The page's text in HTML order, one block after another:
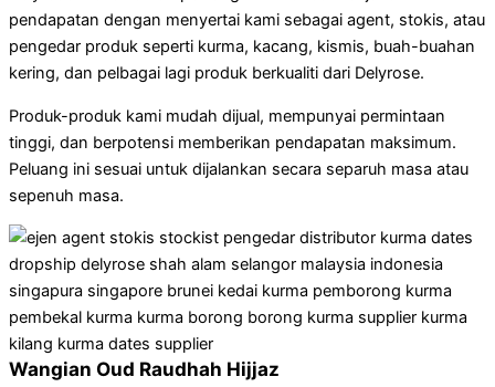
pendapatan dengan menyertai kami sebagai agent, stokis, atau
pengedar produk seperti kurma, kacang, kismis, buah-buahan
kering, dan pelbagai lagi produk berkualiti dari Delyrose.
Produk-produk kami mudah dijual, mempunyai permintaan
tinggi, dan berpotensi memberikan pendapatan maksimum.
Peluang ini sesuai untuk dijalankan secara separuh masa atau
sepenuh masa.
Wangian Oud Raudhah Hijjaz